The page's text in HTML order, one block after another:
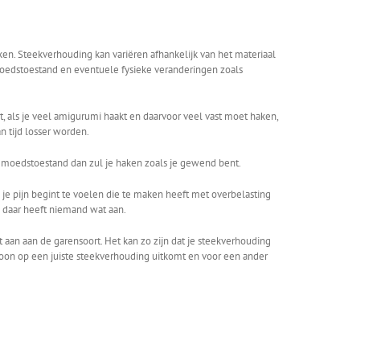
Steekverhouding kan variëren afhankelijk van het materiaal
en eventuele fysieke veranderingen zoals
je veel amigurumi haakt en daarvoor veel vast moet haken,
tijd losser worden.
dan zul je haken zoals je gewend bent.
je pijn begint te voelen die te maken heeft met overbelasting
heeft niemand wat aan.
aan de garensoort. Het kan zo zijn dat je steekverhouding
op een juiste steekverhouding uitkomt en voor een ander